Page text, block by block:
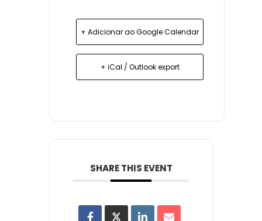
+ Adicionar ao Google Calendar
+ iCal / Outlook export
SHARE THIS EVENT